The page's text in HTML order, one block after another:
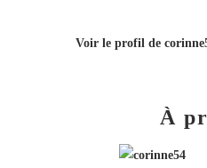
Voir le profil de
À